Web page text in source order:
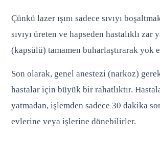
Çünkü lazer ışını sadece sıvıyı
sıvıyı üreten ve hapseden hastalıklı zar
(kapsülü) tamamen buharlaştırarak yok
Son olarak, genel anestezi (narkoz)
hastalar için büyük bir rahatlıktır.
yatmadan, işlemden sadece 30 dakika
evlerine veya işlerine dönebilirler.